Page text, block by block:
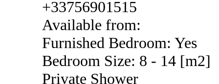
+33756901515
Available from:
Furnished Bedroom: Yes
Bedroom Size: 8 - 14 [m2]
Private Shower